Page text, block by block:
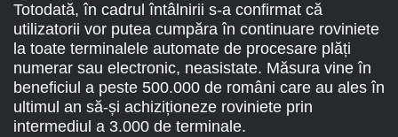
Totodată, în cadrul întâlnirii s-a confirmat că
utilizatorii vor putea cumpăra în continuare roviniete
la toate terminalele automate de procesare plăți
numerar sau electronic, neasistate. Măsura vine în
beneficiul a peste 500.000 de români care au ales în
ultimul an să-și achiziționeze roviniete prin
intermediul a 3.000 de terminale.